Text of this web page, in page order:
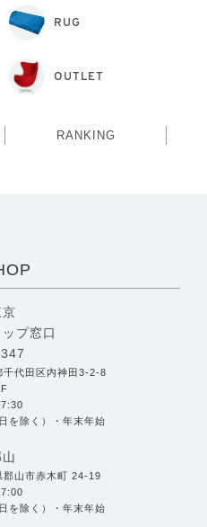
RUG
OUTLET
RANKING
プ窓口
代田区内神田3-2-8
を除く）・年末年始
山市赤木町 24-19
を除く）・年末年始